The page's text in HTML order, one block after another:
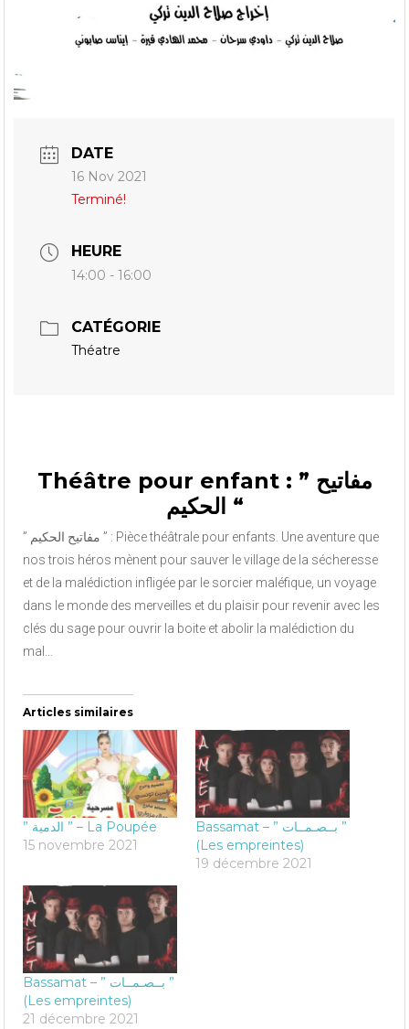
DATE
16 Nov 2021
Terminé!
HEURE
14:00 - 16:00
CATÉGORIE
Théatre
Théâtre pour enfant : ” مفاتيح
الحكيم “
” مفاتيح الحكيم ” : Pièce théâtrale pour enfants. Une aventure que
nos trois héros mènent pour sauver le village de la sécheresse
et de la malédiction infligée par le sorcier maléfique, un voyage
dans le monde des merveilles et du plaisir pour revenir avec les
clés du sage pour ouvrir la boite et abolir la malédiction du
mal…
Articles similaires
” الدمية ” – La Poupée
15 novembre 2021
Bassamat – ” بــصـمــات ”
(Les empreintes)
19 décembre 2021
Bassamat – ” بــصـمــات ”
(Les empreintes)
21 décembre 2021